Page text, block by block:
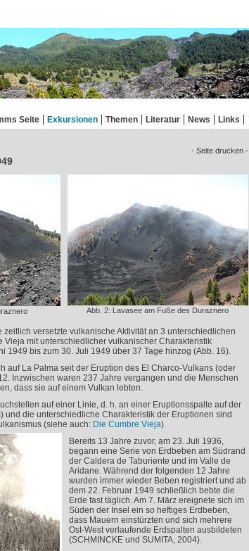
Seite Exkursionen Themen Literatur News Links
- Seite drucken -
Abb. 2: Lavasee am Fuße des Duraznero
versetzte vulkanische Aktivität an 3 unterschiedlichen
Vieja mit unterschiedlicher vulkanischer Charakteristik
1949 bis zum 30. Juli 1949 über 37 Tage hinzog (Abb. 16).
auf La Palma seit der Eruption des El Charco-Vulkans (oder
Inzwischen waren 237 Jahre vergangen und die Menschen
dass sie auf einem Vulkan lebten.
auf einer Linie, d. h. an einer Eruptionsspalte auf der
und die unterschiedliche Charakteristik der Eruptionen sind
(siehe auch: Die Cumbre Vieja).
Bereits 13 Jahre zuvor, am 23. Juli 1936,
begann eine Serie von Erdbeben am Südrand
der Caldera de Taburiente und im Valle de
Aridane. Während der folgenden 12 Jahre
wurden immer wieder Beben registriert und ab
dem 22. Februar 1949 schließlich bebte die
Erde fast täglich. Am 7. März ereignete sich im
Süden der Insel ein so heftiges Erdbeben,
dass Mauern einstürzten und sich mehrere
Ost-West verlaufende Erdspalten ausbildeten
(SCHMINCKE und SUMITA, 2004).